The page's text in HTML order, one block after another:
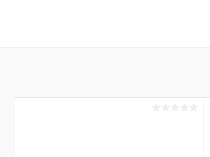
Купить в 1 клик Сравнение